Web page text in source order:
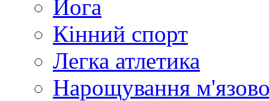
Йога
Кінний спорт
Легка атлетика
Нарощування